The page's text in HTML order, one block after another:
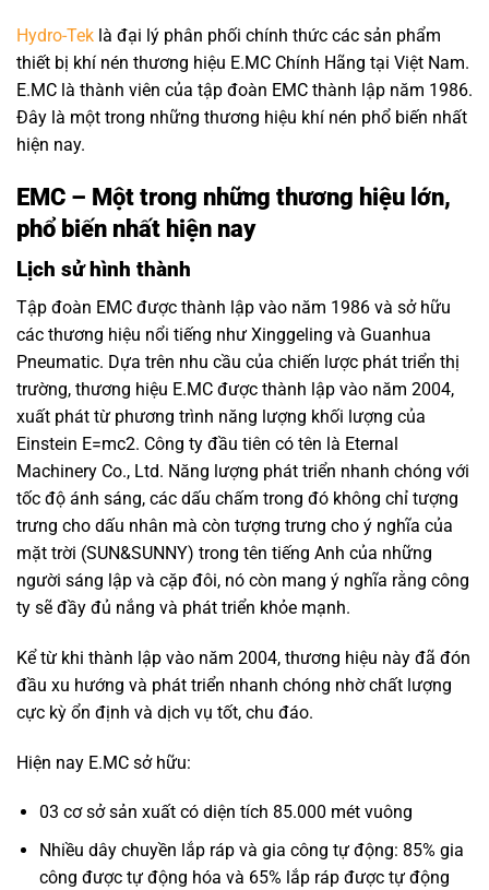
Hydro-Tek là đại lý phân phối chính thức các sản phẩm
thiết bị khí nén thương hiệu E.MC Chính Hãng tại Việt Nam.
E.MC là thành viên của tập đoàn EMC thành lập năm 1986.
Đây là một trong những thương hiệu khí nén phổ biến nhất
hiện nay.
EMC – Một trong những thương hiệu lớn,
phổ biến nhất hiện nay
Lịch sử hình thành
Tập đoàn EMC được thành lập vào năm 1986 và sở hữu
các thương hiệu nổi tiếng như Xinggeling và Guanhua
Pneumatic. Dựa trên nhu cầu của chiến lược phát triển thị
trường, thương hiệu E.MC được thành lập vào năm 2004,
xuất phát từ phương trình năng lượng khối lượng của
Einstein E=mc2. Công ty đầu tiên có tên là Eternal
Machinery Co., Ltd. Năng lượng phát triển nhanh chóng với
tốc độ ánh sáng, các dấu chấm trong đó không chỉ tượng
trưng cho dấu nhân mà còn tượng trưng cho ý nghĩa của
mặt trời (SUN&SUNNY) trong tên tiếng Anh của những
người sáng lập và cặp đôi, nó còn mang ý nghĩa rằng công
ty sẽ đầy đủ nắng và phát triển khỏe mạnh.
Kể từ khi thành lập vào năm 2004, thương hiệu này đã đón
đầu xu hướng và phát triển nhanh chóng nhờ chất lượng
cực kỳ ổn định và dịch vụ tốt, chu đáo.
Hiện nay E.MC sở hữu:
03 cơ sở sản xuất có diện tích 85.000 mét vuông
Nhiều dây chuyền lắp ráp và gia công tự động: 85% gia
công được tự động hóa và 65% lắp ráp được tự động